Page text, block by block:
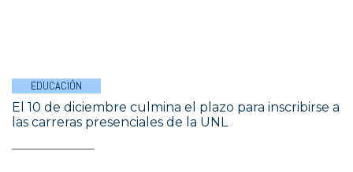
EDUCACIÓN
El 10 de diciembre culmina el plazo para inscribirse a
las carreras presenciales de la UNL